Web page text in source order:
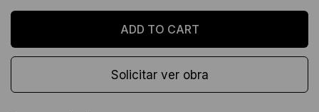
Solicitar ver obra